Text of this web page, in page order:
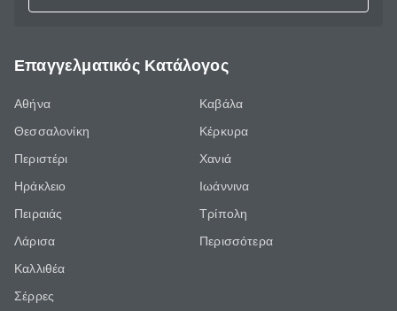
Επαγγελματικός Κατάλογος
Αθήνα
Θεσσαλονίκη
Περιστέρι
Ηράκλειο
Πειραιάς
Λάρισα
Καλλιθέα
Σέρρες
Καβάλα
Κέρκυρα
Χανιά
Ιωάννινα
Τρίπολη
Περισσότερα